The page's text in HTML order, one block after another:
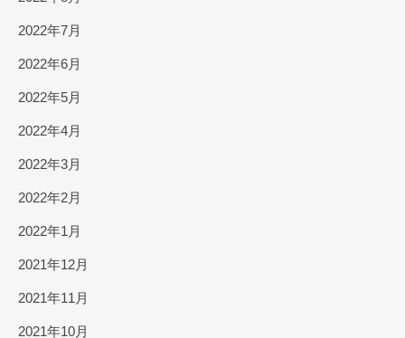
2022年7月
2022年6月
2022年5月
2022年4月
2022年3月
2022年2月
2022年1月
2021年12月
2021年11月
2021年10月